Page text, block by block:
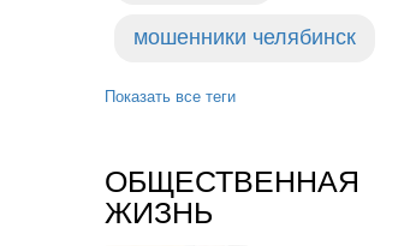
мошенники челябинск
Показать все теги
ОБЩЕСТВЕННАЯ
ЖИЗНЬ